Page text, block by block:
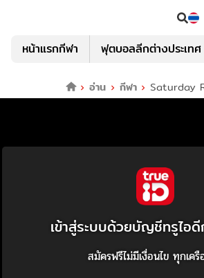
หน้าแรกกีฬา ฟุตบอลลีกต่างประเทศ
อ่าน กีฬา Saturday
เข้าสู่ระบบด้วยบัญชีทรูไอ
สมัครฟรีไม่มีเงื่อนไข ทุกเครื